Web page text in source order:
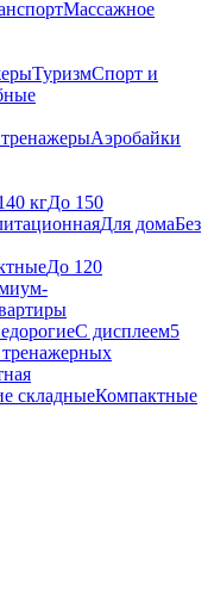
Массажное
ТуризмСпорт и
Аэробайки
кгДо 150
Для домаБез
До 120
С дисплеем5
складныеКомпактные